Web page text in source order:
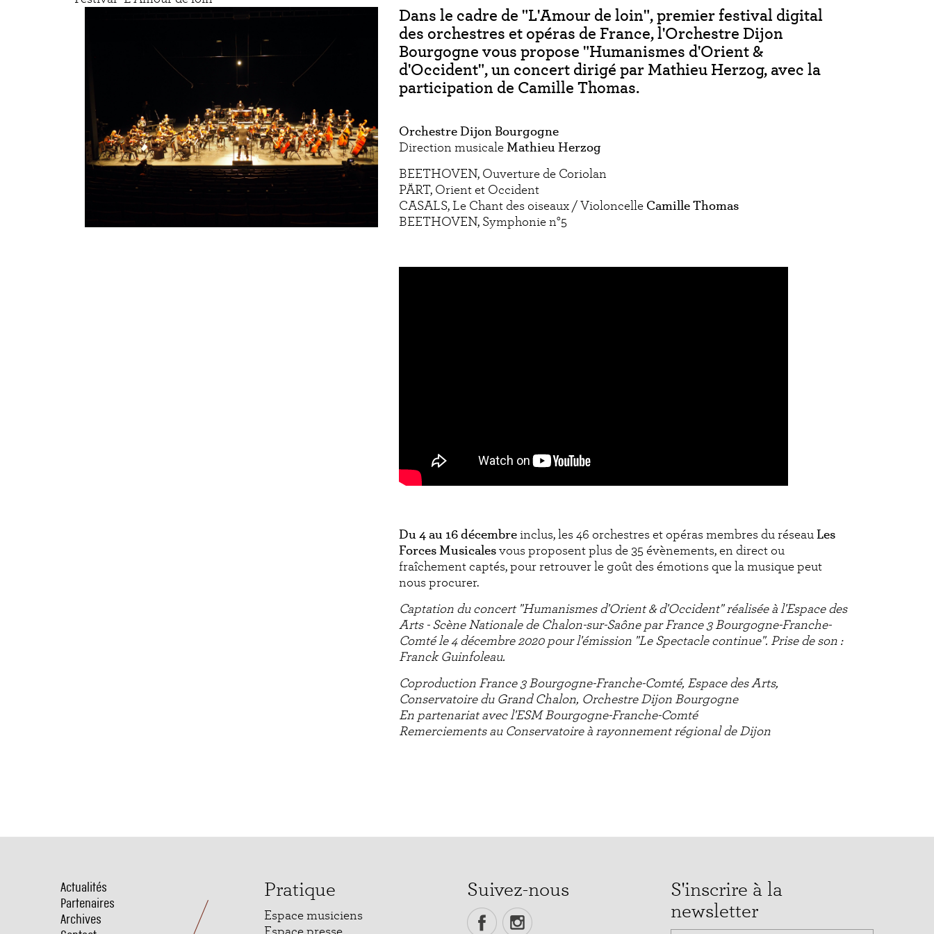
Dans le cadre de "L'Amour de loin", premier festival digital
des orchestres et opéras de France, l'Orchestre Dijon
Bourgogne vous propose "Humanismes d'Orient &
d'Occident", un concert dirigé par Mathieu Herzog, avec la
participation de Camille Thomas.
Orchestre Dijon Bourgogne
Direction musicale Mathieu Herzog
BEETHOVEN, Ouverture de Coriolan
PÄRT, Orient et Occident
CASALS, Le Chant des oiseaux / Violoncelle Camille Thomas
BEETHOVEN, Symphonie n°5
Du 4 au 16 décembre inclus, les 46 orchestres et opéras membres du réseau Les
Forces Musicales vous proposent plus de 35 évènements, en direct ou
fraîchement captés, pour retrouver le goût des émotions que la musique peut
nous procurer.
Captation du concert "Humanismes d'Orient & d'Occident" réalisée à l'Espace des
Arts - Scène Nationale de Chalon-sur-Saône par France 3 Bourgogne-Franche-
Comté le 4 décembre 2020 pour l'émission "Le Spectacle continue". Prise de son :
Franck Guinfoleau.
Coproduction France 3 Bourgogne-Franche-Comté, Espace des Arts,
Conservatoire du Grand Chalon, Orchestre Dijon Bourgogne
En partenariat avec l'ESM Bourgogne-Franche-Comté
Remerciements au Conservatoire à rayonnement régional de Dijon
Menu
Pied
Actualités
Partenaires
Archives
Pratique
Espace musiciens
Suivez-nous
S'inscrire à la
newsletter